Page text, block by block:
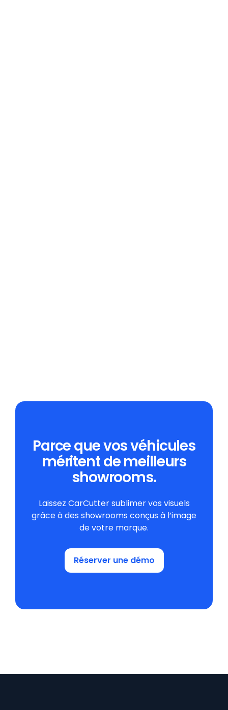
Parce que vos véhicules
méritent de meilleurs
showrooms.
Laissez CarCutter sublimer vos visuels
grâce à des showrooms conçus à l’image
de votre marque.
Réserver une démo